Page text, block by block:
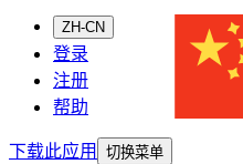
ZH-CN
登录
注册
帮助
下载此应用
切换菜单